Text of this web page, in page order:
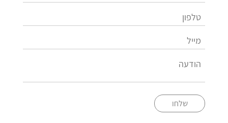
שלחו